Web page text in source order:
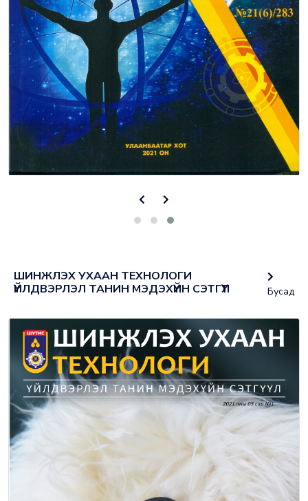
ШИНЖЛЭХ УХААН ТЕХНОЛОГИ
ҮЙЛДВЭРЛЭЛ ТАНИН МЭДЭХҮЙН СЭТГҮҮЛ
Бусад